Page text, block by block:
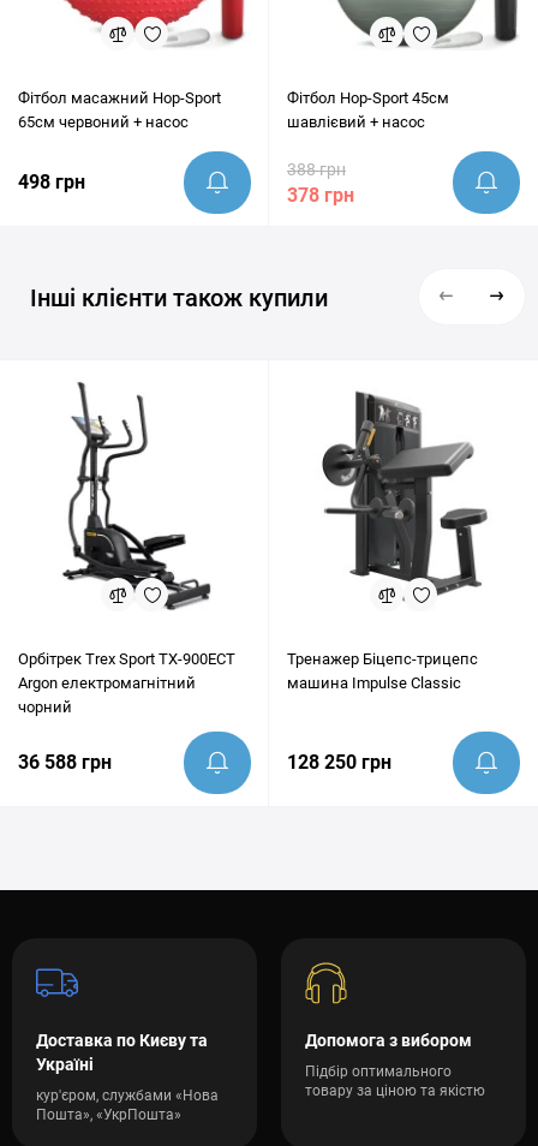
Фітбол масажний Hop-Sport
65см червоний + насос
498 грн
Фітбол Hop-Sport 45см
шавлієвий + насос
388 грн
378 грн
Інші клієнти також купили
Орбітрек Trex Sport TX-900ECT
Argon електромагнітний
чорний
36 588 грн
Тренажер Біцепс-трицепс
машина Impulse Classic
128 250 грн
Доставка по Києву та
Україні
кур'єром, службами «Нова
Пошта», «УкрПошта»
Допомога з вибором
Підбір оптимального
товару за ціною та якістю